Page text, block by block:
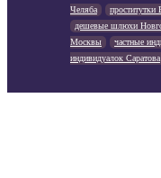
Челяба
проститутки
дешевые шлюхи
Москвы
частные
индивидуалок Саратова